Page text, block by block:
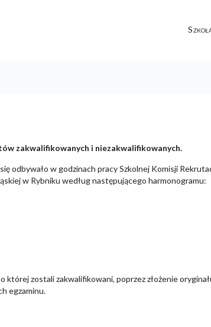
zakwalifikowanych i niezakwalifikowanych.
odbywało w godzinach pracy Szkolnej Komisji
w Rybniku według następującego harmonogramu:
zostali zakwalifikowani, poprzez złożenie
egzaminu.